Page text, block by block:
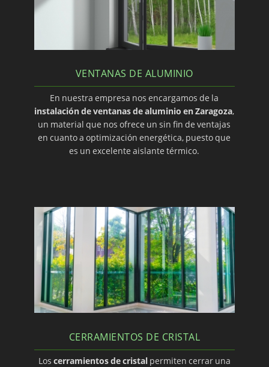
VENTANAS DE ALUMINIO
En nuestra empresa nos encargamos de la
instalación de ventanas de aluminio en Zaragoza,
un material que nos ofrece un sin fin de ventajas
en cuanto a optimización energética, puesto que
es un excelente aislante térmico.
CERRAMIENTOS DE CRISTAL
Los cerramientos de cristalpermiten cerrar una